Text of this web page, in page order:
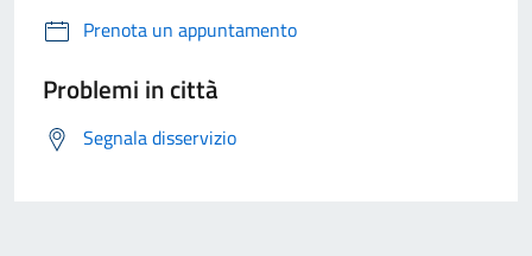
Prenota un appuntamento
Problemi in città
Segnala disservizio